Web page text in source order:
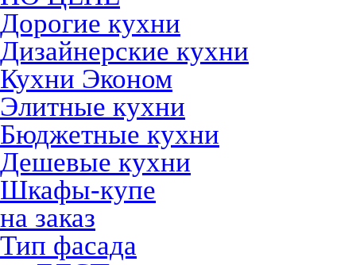
Дорогие кухни
Дизайнерские кухни
Кухни Эконом
Элитные кухни
Бюджетные кухни
Дешевые кухни
Шкафы-купе
на заказ
Тип фасада